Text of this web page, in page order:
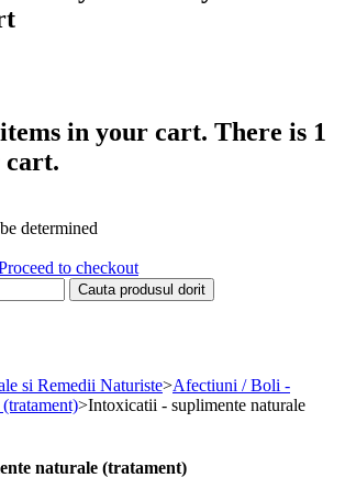
items in your cart. There is 1
cart.
determined
to checkout
Cauta produsul dorit
si Remedii Naturiste>Afectiuni / Boli -
>Intoxicatii - suplimente naturale
naturale (tratament)